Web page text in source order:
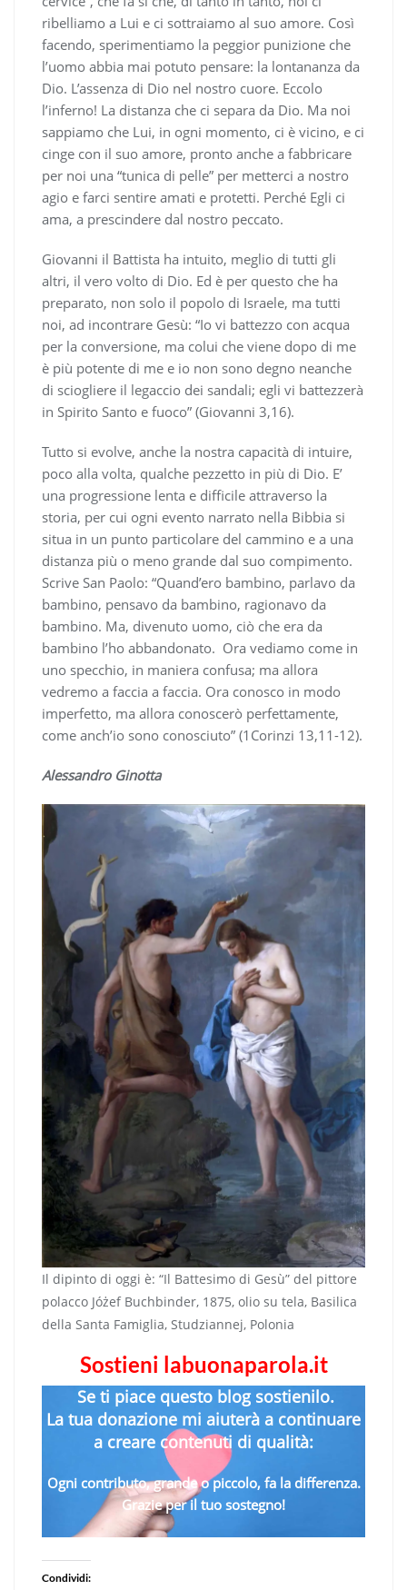
ribelliamo a Lui e ci sottraiamo al suo amore. Così
facendo, sperimentiamo la peggior punizione che
l’uomo abbia mai potuto pensare: la lontananza da
Dio. L’assenza di Dio nel nostro cuore. Eccolo
l’inferno! La distanza che ci separa da Dio. Ma noi
sappiamo che Lui, in ogni momento, ci è vicino, e ci
cinge con il suo amore, pronto anche a fabbricare
per noi una “tunica di pelle” per metterci a nostro
agio e farci sentire amati e protetti. Perché Egli ci
ama, a prescindere dal nostro peccato.
Giovanni il Battista ha intuito, meglio di tutti gli
altri, il vero volto di Dio. Ed è per questo che ha
preparato, non solo il popolo di Israele, ma tutti
noi, ad incontrare Gesù: “Io vi battezzo con acqua
per la conversione, ma colui che viene dopo di me
è più potente di me e io non sono degno neanche
di sciogliere il legaccio dei sandali; egli vi battezzerà
in Spirito Santo e fuoco” (Giovanni 3,16).
Tutto si evolve, anche la nostra capacità di intuire,
poco alla volta, qualche pezzetto in più di Dio. E’
una progressione lenta e difficile attraverso la
storia, per cui ogni evento narrato nella Bibbia si
situa in un punto particolare del cammino e a una
distanza più o meno grande dal suo compimento.
Scrive San Paolo: “Quand’ero bambino, parlavo da
bambino, pensavo da bambino, ragionavo da
bambino. Ma, divenuto uomo, ciò che era da
bambino l’ho abbandonato. Ora vediamo come in
uno specchio, in maniera confusa; ma allora
vedremo a faccia a faccia. Ora conosco in modo
imperfetto, ma allora conoscerò perfettamente,
come anch’io sono conosciuto” (1Corinzi 13,11-12).
Alessandro Ginotta
Il dipinto di oggi è: “Il Battesimo di Gesù” del pittore
polacco Jóżef Buchbinder, 1875, olio su tela, Basilica
della Santa Famiglia, Studziannej, Polonia
Sostieni labuonaparola.it
Se ti piace questo blog sostienilo.
La tua donazione mi aiuterà a continuare
a creare contenuti di qualità:
Ogni contributo, grande o piccolo, fa la differenza.
Grazie per il tuo sostegno!
Condividi: